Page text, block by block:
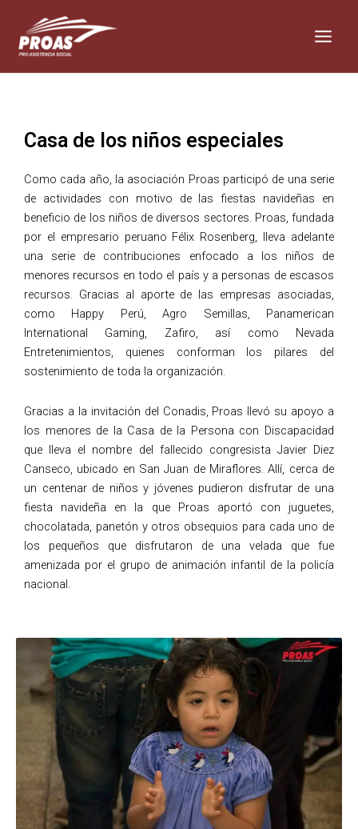
content
Casa de los niños especiales
Como cada año, la asociación Proas participó de una serie
de actividades con motivo de las fiestas navideñas en
beneficio de los niños de diversos sectores. Proas, fundada
por el empresario peruano Félix Rosenberg, lleva adelante
una serie de contribuciones enfocado a los niños de
menores recursos en todo el país y a personas de escasos
recursos. Gracias al aporte de las empresas asociadas,
como Happy Perú, Agro Semillas, Panamerican
International Gaming, Zafiro, así como Nevada
Entretenimientos, quienes conforman los pilares del
sostenimiento de toda la organización.
Gracias a la invitación del Conadis, Proas llevó su apoyo a
los menores de la Casa de la Persona con Discapacidad
que lleva el nombre del fallecido congresista Javier Diez
Canseco, ubicado en San Juan de Miraflores. Allí, cerca de
un centenar de niños y jóvenes pudieron disfrutar de una
fiesta navideña en la que Proas aportó con juguetes,
chocolatada, panetón y otros obsequios para cada uno de
los pequeños que disfrutaron de una velada que fue
amenizada por el grupo de animación infantil de la policía
nacional.